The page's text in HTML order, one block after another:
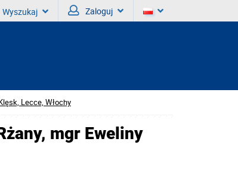
Wyszukaj Zaloguj
Lecce, Włochy
mgr Eweliny